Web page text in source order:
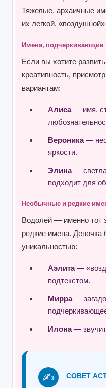
Тяжелые, архаичные
их легкой, «воздушной»
Имена, подчеркивающие
Если вы хотите
креативность,
вариантам:
Алиса— имя,
Вероника—
яркости.
Элина—
подходит для
Необычные и редкие
Водолей — именно тот
редкие имена. Девочка
уникальностью:
Аэлита—
подтекстом.
Мирра—
Илона— звучит
✍️ СОВЕТ